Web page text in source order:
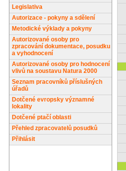
Legislativa
Autorizace - pokyny a sdělení
Metodické výklady a pokyny
Autorizované osoby pro
zpracování dokumentace, posudku
a vyhodnocení
Autorizované osoby pro hodnocení
vlivů na soustavu Natura 2000
Seznam pracovníků příslušných
úřadů
Dotčené evropsky významné
lokality
Dotčené ptačí oblasti
Přehled zpracovatelů posudků
Přihlásit